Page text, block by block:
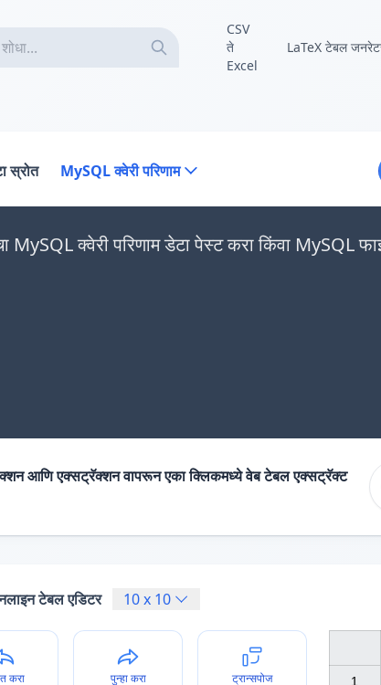
CSV
ते
Excel
LaTeX टेबल
स्रोत MySQL क्वेरी परिणाम
MySQL क्वेरी परिणाम डेटा पेस्ट करा किंवा MySQL
आणि एक्सट्रॅक्शन वापरून एका क्लिकमध्ये वेब टेबल एक्सट्रॅक्ट
टेबल एडिटर 10x 10
करा पुन्हा करा ट्रान्सपोज 1